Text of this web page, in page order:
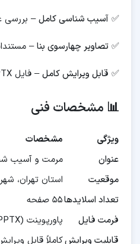
✅ آسیب شناسی کامل– بررسی
✅ تصاویر چهارسوی بنا–
✅ قابل ویرایش کامل– فایل PPTX برای شخصی‌سازی
📊 مشخصات فنی
ویژگی
مشخصات
عنوان
مرمت و آسیب
موقعیت
استان تهران،
تعداد اسلایدها۵۵ صفحه
فرمت فایل
پاورپوینت (PPTX)
قابلیت ویرایشکاملاً قابل